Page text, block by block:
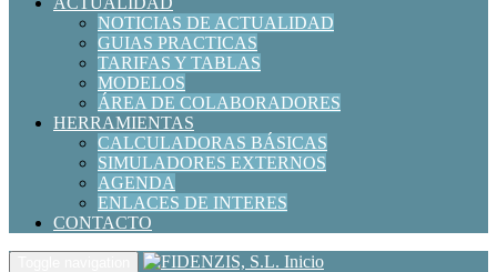
NOTICIAS DE ACTUALIDAD
GUIAS PRACTICAS
TARIFAS Y TABLAS
MODELOS
ÁREA DE COLABORADORES
HERRAMIENTAS
CALCULADORAS BÁSICAS
SIMULADORES EXTERNOS
AGENDA
ENLACES DE INTERES
CONTACTO
Inicio